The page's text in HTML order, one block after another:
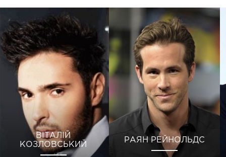
ВІТАЛІЙ
КОЗЛОВСЬКИЙ
РАЯН РЕЙНОЛЬДС